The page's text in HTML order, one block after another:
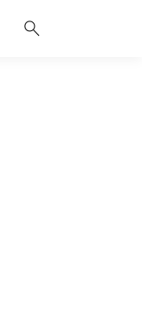
search